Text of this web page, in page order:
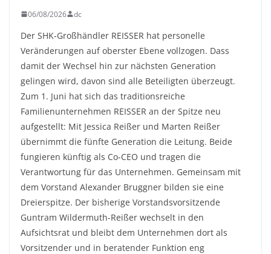
06/08/2026 dc
Der SHK-Großhändler REISSER hat personelle
Veränderungen auf oberster Ebene vollzogen. Dass
damit der Wechsel hin zur nächsten Generation
gelingen wird, davon sind alle Beteiligten überzeugt.
Zum 1. Juni hat sich das traditionsreiche
Familienunternehmen REISSER an der Spitze neu
aufgestellt: Mit Jessica Reißer und Marten Reißer
übernimmt die fünfte Generation die Leitung. Beide
fungieren künftig als Co-CEO und tragen die
Verantwortung für das Unternehmen. Gemeinsam mit
dem Vorstand Alexander Bruggner bilden sie eine
Dreierspitze. Der bisherige Vorstandsvorsitzende
Guntram Wildermuth-Reißer wechselt in den
Aufsichtsrat und bleibt dem Unternehmen dort als
Vorsitzender und in beratender Funktion eng